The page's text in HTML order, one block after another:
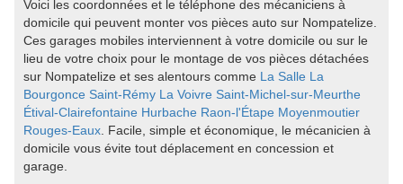
Voici les coordonnées et le téléphone des mécaniciens à
domicile qui peuvent monter vos pièces auto sur Nompatelize.
Ces garages mobiles interviennent à votre domicile ou sur le
lieu de votre choix pour le montage de vos pièces détachées
sur Nompatelize et ses alentours comme La Salle La
Bourgonce Saint-Rémy La Voivre Saint-Michel-sur-Meurthe
Étival-Clairefontaine Hurbache Raon-l'Étape Moyenmoutier
Rouges-Eaux. Facile, simple et économique, le mécanicien à
domicile vous évite tout déplacement en concession et
garage.